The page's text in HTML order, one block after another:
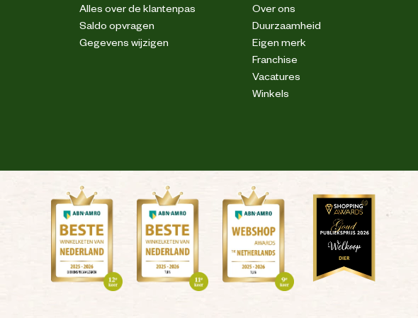
Anti-slipzool
Microfiber
Ademend
Waterafstotend
Alles over de klantenpas
Saldo opvragen
Gegevens wijzigen
Over ons
Duurzaamheid
Eigen merk
Franchise
Vacatures
Winkels